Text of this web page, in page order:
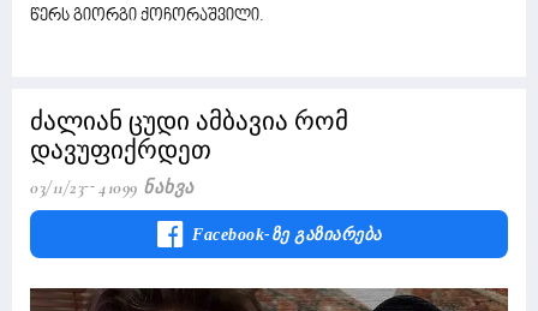
წერს გიორგი ქოჩორაშვილი.
ძალიან ცუდი ამბავია რომ
დავუფიქრდეთ
03/11/23 41099 Ნახვა
Facebook-Ზე Გაზიარება